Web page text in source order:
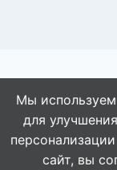
Мы
для
сайт, вы